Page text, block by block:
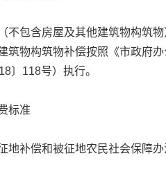
不包含房屋及其他建筑物构筑
筑物构筑物补偿按照《市政府
〕118号）执行。
标准
地补偿和被征地农民社会保障